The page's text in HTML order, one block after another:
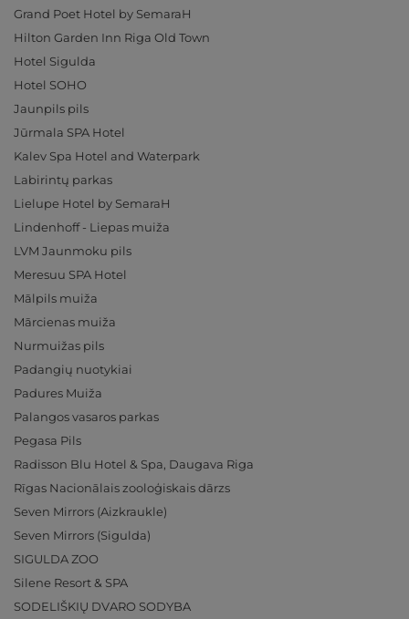
Grand Poet Hotel by SemaraH
Hilton Garden Inn Riga Old Town
Hotel Sigulda
Hotel SOHO
Jaunpils pils
Jūrmala SPA Hotel
Kalev Spa Hotel and Waterpark
Labirintų parkas
Lielupe Hotel by SemaraH
Lindenhoff - Liepas muiža
LVM Jaunmoku pils
Meresuu SPA Hotel
Mālpils muiža
Mārcienas muiža
Nurmuižas pils
Padangių nuotykiai
Padures Muiža
Palangos vasaros parkas
Pegasa Pils
Radisson Blu Hotel & Spa, Daugava Riga
Rīgas Nacionālais zooloģiskais dārzs
Seven Mirrors (Aizkraukle)
Seven Mirrors (Sigulda)
SIGULDA ZOO
Silene Resort & SPA
SODELIŠKIŲ DVARO SODYBA